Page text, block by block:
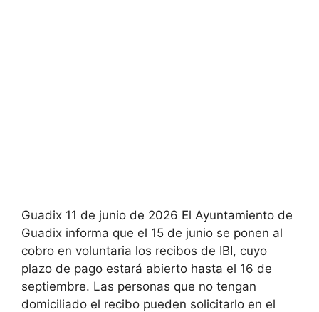
Guadix 11 de junio de 2026 El Ayuntamiento de
Guadix informa que el 15 de junio se ponen al
cobro en voluntaria los recibos de IBI, cuyo
plazo de pago estará abierto hasta el 16 de
septiembre. Las personas que no tengan
domiciliado el recibo pueden solicitarlo en el